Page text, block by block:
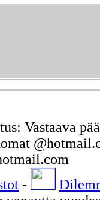
Vastaava
-